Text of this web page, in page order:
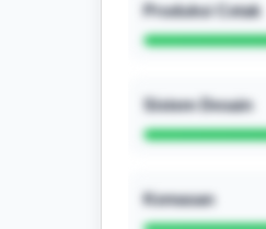
Produksi Cetak
Sistem Desain
Kemasan